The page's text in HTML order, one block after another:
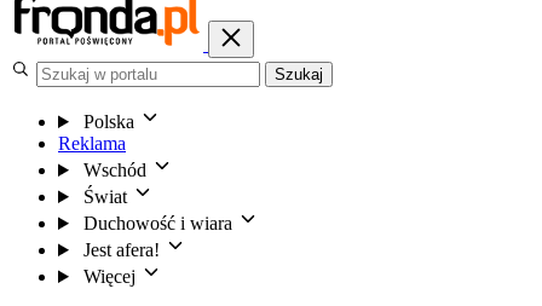
Szukaj
Polska
Reklama
Wschód
Świat
Duchowość i wiara
Jest afera!
Więcej